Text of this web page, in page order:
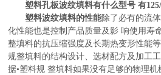
塑料孔板波纹填料有什么型号 有
塑料波纹填料的性能除了必有的流
化性能也是控制产品质量及影 响使用寿
整填料的抗压缩强度及长期热变形性能
规整填料的结构设计、选材配方及加工
据•塑料规 整填料如果没有足够的物理机